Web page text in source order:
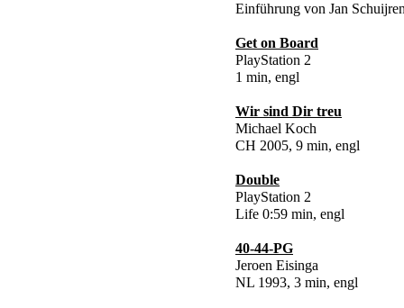
Einführung von Jan
Get on Board
PlayStation 2
1 min, engl
Wir sind Dir treu
Michael Koch
CH 2005, 9 min, engl
Double
PlayStation 2
Life 0:59 min, engl
40-44-PG
Jeroen Eisinga
NL 1993, 3 min, engl